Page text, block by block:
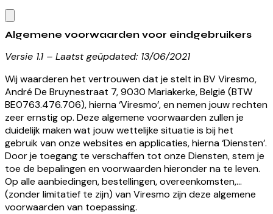
Algemene voorwaarden voor eindgebruikers
Versie 1.1 – Laatst geüpdated: 13/06/2021
Wij waarderen het vertrouwen dat je stelt in BV Viresmo,
André De Bruynestraat 7, 9030 Mariakerke, België (BTW
BE0763.476.706), hierna ‘Viresmo’, en nemen jouw rechten
zeer ernstig op. Deze algemene voorwaarden zullen je
duidelijk maken wat jouw wettelijke situatie is bij het
gebruik van onze websites en applicaties, hierna ‘Diensten’.
Door je toegang te verschaffen tot onze Diensten, stem je
toe de bepalingen en voorwaarden hieronder na te leven.
Op alle aanbiedingen, bestellingen, overeenkomsten,…
(zonder limitatief te zijn) van Viresmo zijn deze algemene
voorwaarden van toepassing.